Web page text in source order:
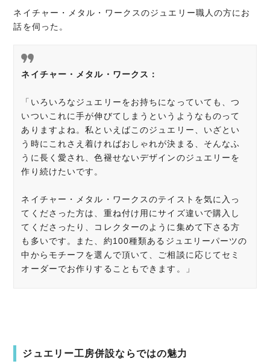
ネイチャー・メタル・ワークスのジュエリー職人の方にお
話を伺った。
ネイチャー・メタル・ワークス ：
「いろいろなジュエリーをお持ちになっていても、つ
いついこれに手が伸びてしまうというようなものって
ありますよね。私といえばこのジュエリー、 いざとい
う時にこれさえ着ければおしゃれが決まる、 そんなふ
うに長く愛され、色褪せないデザインのジュエリーを
作り続けたいです。
ネイチャー・メタル・ワークスのテイストを気に入っ
てくださった方は、重ね付け用にサイズ違いで購入し
てくださったり、コレクターのように集めて下さる方
も多いです。また、約100種類あるジュエリーパーツの
中からモチーフを選んで頂いて、ご相談に応じてセミ
オーダーでお作りすることもできます。」
ジュエリー工房併設ならではの魅力